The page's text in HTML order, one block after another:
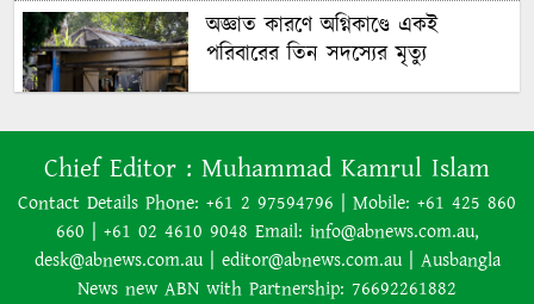
অজ্ঞাত কারণে অগ্নিকাণ্ডে একই
পরিবারের তিন সদস্যের মৃত্যু
অনেক ইতিবাচক অগ্রগতি ঘটেছে:
পররাষ্ট্রমন্ত্রীর সঙ্গে বৈঠকের পর ট্রাম্পের
বিশেষ দূত
আমাকে গ্রেপ্তারের চেষ্টা রুখে দিতে
প্রস্তুত ‘স্পেশাল ফোর্স’
Chief Editor : Muhammad Kamrul Islam
Contact Details Phone: +61 2 97594796 | Mobile: +61 425 860
660 | +61 02 4610 9048 Email: info@abnews.com.au,
desk@abnews.com.au | editor@abnews.com.au | Ausbangla
News new ABN with Partnership: 76692261882